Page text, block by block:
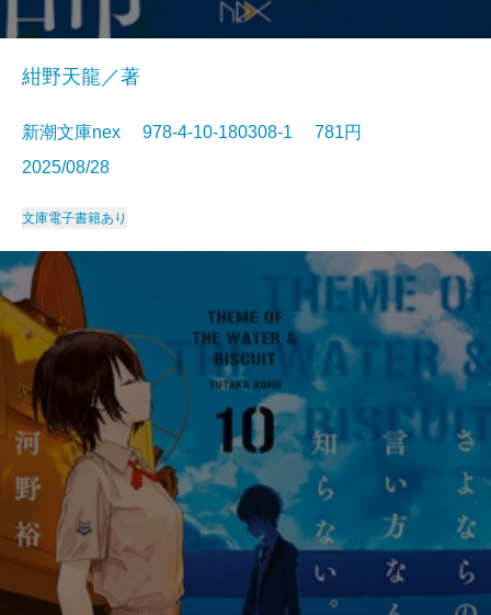
紺野天龍／著
新潮文庫nex 978-4-10-180308-1 781円
2025/08/28
文庫電子書籍あり